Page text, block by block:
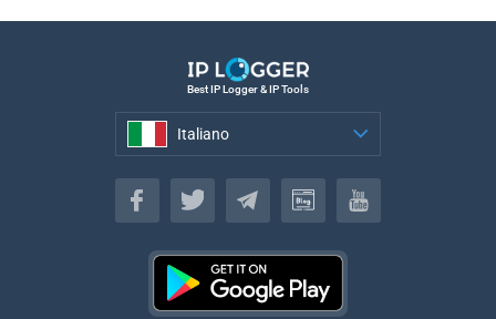
Best IP Logger & IP Tools
Italiano
Italiano